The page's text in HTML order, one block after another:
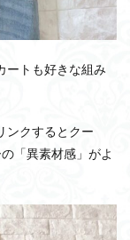
ートも好きな組み
ンクするとクー
「異素材感」がよ